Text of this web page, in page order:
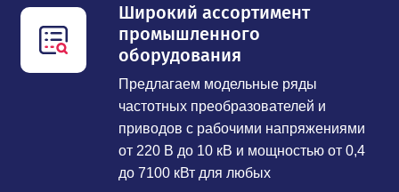
Широкий ассортимент
промышленного
оборудования
Предлагаем модельные ряды
частотных преобразователей и
приводов с рабочими напряжениями
от 220 В до 10 кВ и мощностью от 0,4
до 7100 кВт для любых